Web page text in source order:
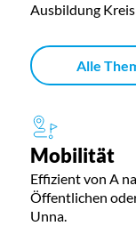
Ausbildung
Alle
Mobilität
Effizient von A
Öffentlichen
Unna.